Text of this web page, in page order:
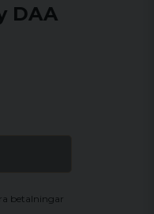
DAA
betalningar